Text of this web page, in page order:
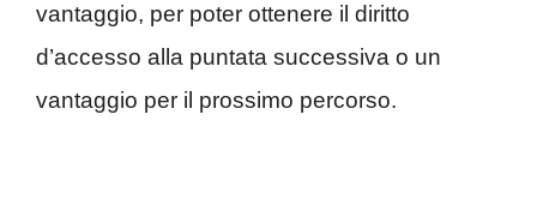
vantaggio, per poter ottenere il diritto
d’accesso alla puntata successiva o un
vantaggio per il prossimo percorso.